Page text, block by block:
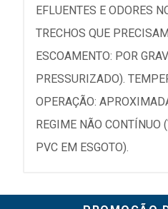
EFLUENTES E ODORES
TRECHOS QUE
ESCOAMENTO: POR
PRESSURIZADO).
OPERAÇÃO:
REGIME NÃO CONTÍNUO
PVC EM ESGOTO).